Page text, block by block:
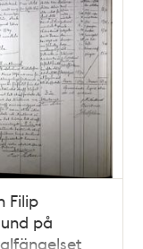
Filip
på